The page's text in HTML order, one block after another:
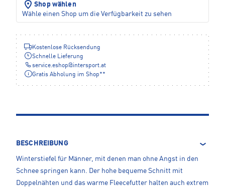
Shop wählen
Wähle einen Shop um die Verfügbarkeit zu sehen
Kostenlose Rücksendung
Schnelle Lieferung
service.eshop@intersport.at
Gratis Abholung im Shop**
BESCHREIBUNG
Winterstiefel für Männer, mit denen man ohne Angst in den
Schnee springen kann. Der hohe bequeme Schnitt mit
Doppelnähten und das warme Fleecefutter halten auch extrem